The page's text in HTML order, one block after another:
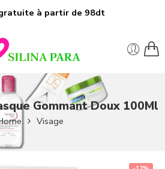
à partir de 98dt
Gommant Doux 100Ml
Visage